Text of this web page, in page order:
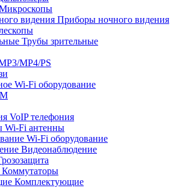
Приборы ночного видения
Трубы зрительные
MP4/PS
Wi-Fi оборудование
VoIP телефония
Wi-Fi антенны
Wi-Fi оборудование
Видеонаблюдение
Коммутаторы
Комплектующие